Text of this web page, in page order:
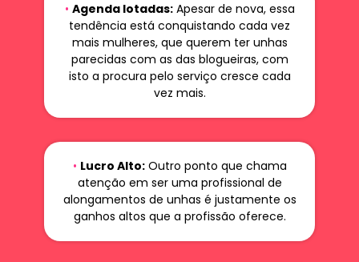
• Agenda lotadas:Apesar de nova, essa
tendência está conquistando cada vez
mais mulheres, que querem ter unhas
parecidas com as das blogueiras, com
isto a procura pelo serviço cresce cada
vez mais.
• Lucro Alto:Outro ponto que chama
atenção em ser uma profissional de
alongamentos de unhas é justamente os
ganhos altos que a profissão oferece.